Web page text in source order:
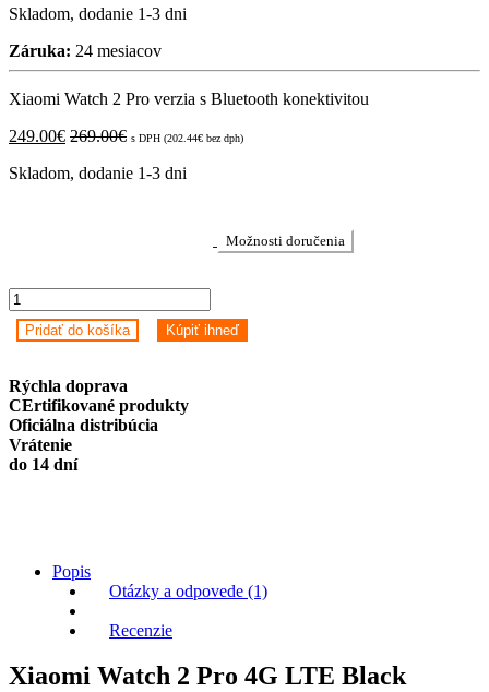
Skladom, dodanie 1-3 dni
Záruka: 24 mesiacov
Xiaomi Watch 2 Pro verzia s Bluetooth konektivitou
249.00€ 269.00€ s DPH (202.44€ bez dph)
Skladom, dodanie 1-3 dni
Možnosti doručenia
Xiaomi
Watch
LTE
Black
quantity
Pridať do košíka Kúpiť ihneď
Rýchla doprava
CErtifikované produkty
Oficiálna distribúcia
Vrátenie
do 14 dní
Popis
Otázky a odpovede (1)
Recenzie
Xiaomi Watch 2 Pro 4G LTE Black